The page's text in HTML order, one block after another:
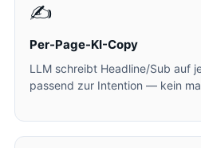
✍️
Per-Page-KI-Copy
LLM schreibt Headline/Sub auf
passend zur Intention — kein